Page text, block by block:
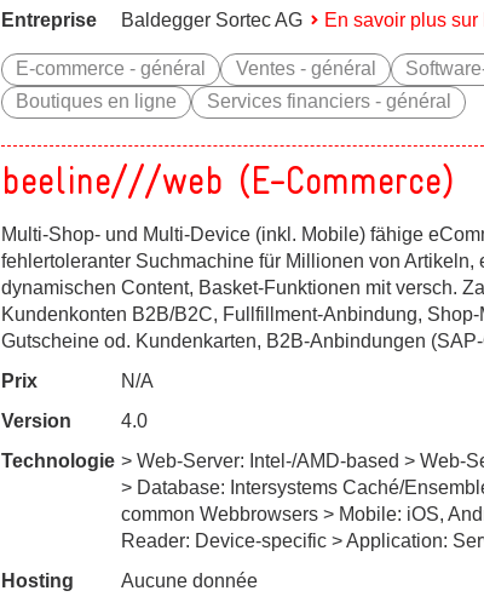
Entreprise
Baldegger Sortec AG En savoir plus sur
E-commerce - général Ventes - général
Boutiques en ligne
Services financiers - général
beeline///web (E-Commerce)
Multi-Shop- und Multi-Device (inkl. Mobile) fähige
fehlertoleranter Suchmachine für Millionen von Artikeln,
dynamischen Content, Basket-Funktionen mit versch.
Kundenkonten B2B/B2C, Fullfillment-Anbindung,
Gutscheine od. Kundenkarten, B2B-Anbindungen
Prix
N/A
Version
4.0
Technologie > Web-Server: Intel-/AMD-based > Web-
> Database: Intersystems Caché/
common Webbrowsers > Mobile: iOS,
Reader: Device-specific > Application:
Hosting
Aucune donnée